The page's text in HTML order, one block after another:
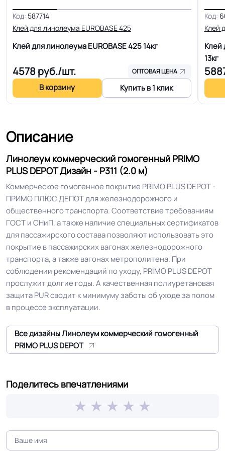
Допуск изменения
толщин
Класс горючести
КМ 2 по ФЗ 123 от 22.07.2008г, где
В2, Д2, Т2, РП1
Устойчивость к химии
Особенности
коллекции
Высокая устойчивость на
истирание
Защитный слой 2.00 мм (2000) мкм
Допуск изменения
рабочего слоя
+-10% мкм
Допуск изменения
линейных размеров
Коэффициент
противоскольжения
R10
Код: 587714
Клей для линолеума EUROBASE 425
Клей для линолеума EUROBASE 42514кг
4578руб./шт. ОПТОВАЯ ЦЕНА
В корзину Купить в 1 клик
Код:
Клей
Клей
13кг
Описание
Линолеум коммерческий гомогенный PRIMO
PLUS DEPOT Дизайн - P311 (2.0 м)
Коммерческое гомогенное покрытие PRIMO PLUS DEPOT -
ПРИМО ПЛЮС ДЕПОТ для железнодорожного и
общественного транспорта. Соответствие требованиям
ГОСТ и СНиП, а также наличие специальных сертификатов
для пассажирского состава позволяют использовать это
покрытие в пассажирских вагонах железнодорожного
транспорта, а также вагонах метрополитена. При
соблюдении рекомендаций по уходу, PRIMO PLUS DEPOT
прослужит долгие годы. А качественная полиуретановая
защита PUR сводит к минимуму заботы об уходе за полом
в процессе эксплуатации.
Все дизайны Линолеум коммерческий гомогенный
PRIMO PLUS DEPOT
Поделитесь впечатлениями